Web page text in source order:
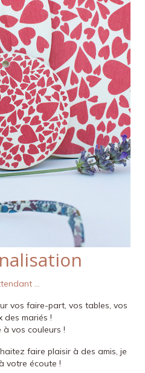
...
vos faire-part, vos tables, vos
des mariés !
à vos couleurs !
faire plaisir à des amis, je
votre écoute !